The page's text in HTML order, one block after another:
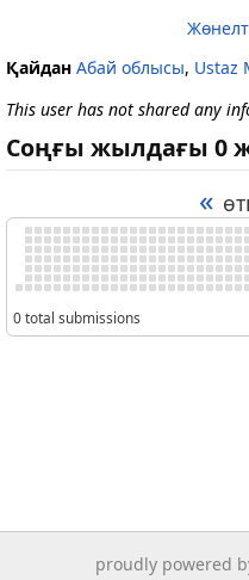
Қайдан Абай облысы, Ustaz
This user has not shared any
Соңғы жылдағы 0
«
0 total submissions
proudly powered